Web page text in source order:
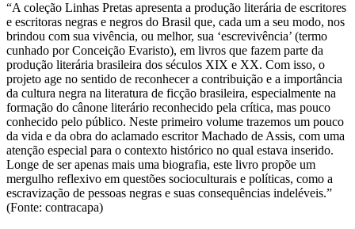
“A coleção Linhas Pretas apresenta a produção literária de escritores
e escritoras negras e negros do Brasil que, cada um a seu modo, nos
brindou com sua vivência, ou melhor, sua ‘escrevivência’ (termo
cunhado por Conceição Evaristo), em livros que fazem parte da
produção literária brasileira dos séculos XIX e XX. Com isso, o
projeto age no sentido de reconhecer a contribuição e a importância
da cultura negra na literatura de ficção brasileira, especialmente na
formação do cânone literário reconhecido pela crítica, mas pouco
conhecido pelo público. Neste primeiro volume trazemos um pouco
da vida e da obra do aclamado escritor Machado de Assis, com uma
atenção especial para o contexto histórico no qual estava inserido.
Longe de ser apenas mais uma biografia, este livro propõe um
mergulho reflexivo em questões socioculturais e políticas, como a
escravização de pessoas negras e suas consequências indeléveis.”
(Fonte: contracapa)